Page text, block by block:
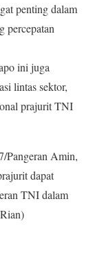
penting dalam
percepatan
ini juga
lintas sektor,
prajurit TNI
Pangeran Amin,
dapat
TNI dalam